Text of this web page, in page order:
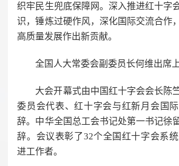
织牢民生兜底保障网。深入推进红十字
识，锤炼过硬作风，深化国际交流合作
高质量发展作出新贡献。
全国人大常委会副委员长何维出席
大会开幕式由中国红十字会会长陈
委员会代表、红十字会与红新月会国
辞。中华全国总工会书记处第一书记徐
辞。会议表彰了32个全国红十字会系
进工作者。